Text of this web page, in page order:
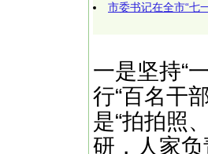
市委书记在全市“七
一是坚持“
行“百名干
是“拍拍照
研，人家负